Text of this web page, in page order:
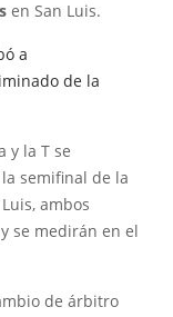
en San Luis.
a
de la
y la T se
semifinal de la
ambos
se medirán en el
de árbitro